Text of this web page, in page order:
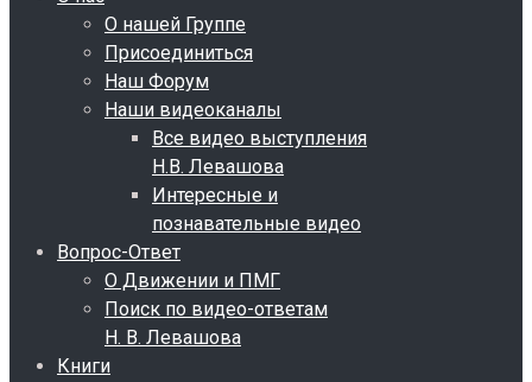
О нашей Группе
Присоединиться
Наш Форум
Наши видеоканалы
Все видео выступления
Н.В. Левашова
Интересные и
познавательные видео
Вопрос-Ответ
О Движении и ПМГ
Поиск по видео-ответам
Н. В. Левашова
Книги